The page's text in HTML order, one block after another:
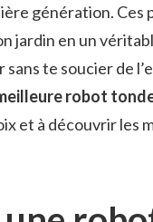
génération. Ces
jardin en un
te soucier de
robot
et à découvrir les